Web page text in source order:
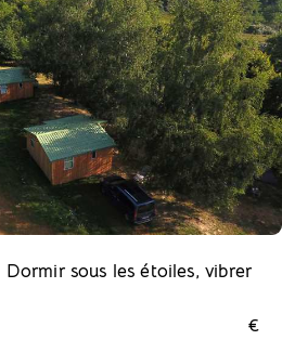
sous les étoiles, vibrer
€